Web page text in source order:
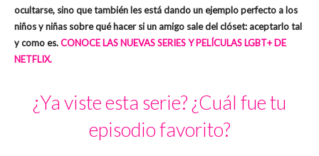
ocultarse, sino que también les está dando un ejemplo perfecto a los
niños y niñas sobre qué hacer si un amigo sale del clóset: aceptarlo tal
y como es.CONOCE LAS NUEVAS SERIES Y PELÍCULAS LGBT+ DE
NETFLIX.
¿Ya viste esta serie? ¿Cuál fue tu
episodio favorito?